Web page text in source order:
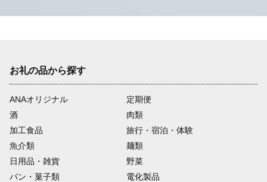
お礼の品から探す
ANAオリジナル
定期便
酒
肉類
加工食品
旅行・宿泊・体験
魚介類
麺類
日用品・雑貨
野菜
パン・菓子類
電化製品